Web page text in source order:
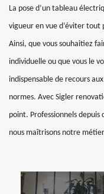
La pose d’un tableau
vigueur en vue d’éviter
Ainsi, que vous souhaitiez
individuelle ou que vous le
indispensable de recours
normes. Avec Sigler
point. Professionnels
nous maîtrisons notre